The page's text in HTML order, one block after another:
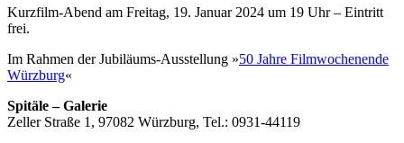
Kurzfilm-Abend am Freitag, 19. Januar 2024 um 19 Uhr – Eintritt
frei.
Im Rahmen der Jubiläums-Ausstellung »50 Jahre Filmwochenende
Würzburg«
Spitäle – Galerie
Zeller Straße 1, 97082 Würzburg, Tel.: 0931-44119